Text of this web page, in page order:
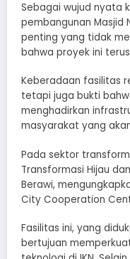
Sebagai wujud nyata
pembangunan Masjid
penting yang tidak
bahwa proyek ini
Keberadaan fasilitas
tetapi juga bukti
menghadirkan
masyarakat yang
Pada sektor
Transformasi Hijau
Berawi,
City Cooperation
Fasilitas ini, yang
bertujuan